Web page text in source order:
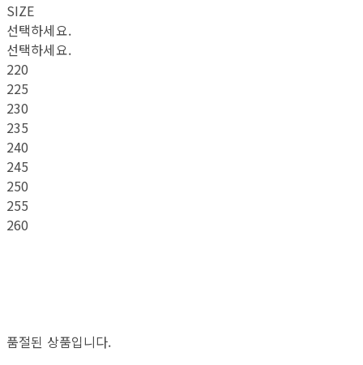
SIZE
선택하세요.
선택하세요.
220
225
230
235
240
245
250
255
260
품절된 상품입니다.